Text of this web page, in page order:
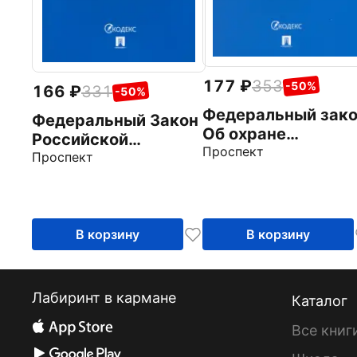
166 331 -50%
Федеральный Закон
Российской
Федерации О
обеспечении №
166-ФЗ
Проспект
В корзину
177 353 -50%
Федеральный
Об охране
окружающей
Проспект
В корзину
Лабиринт в кармане
Каталог
Все